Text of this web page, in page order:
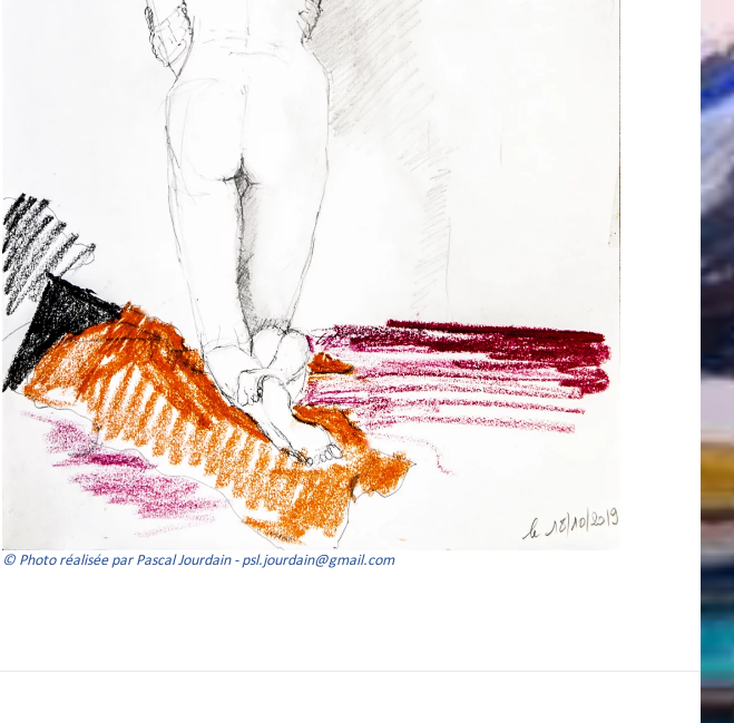
© Photo réalisée par Pascal Jourdain - psl.jourdain@gmail.com